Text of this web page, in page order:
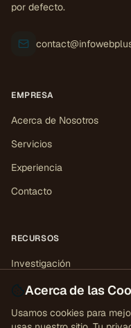
por defecto.
EMPRESA
Acerca de Nosotros
Servicios
Experiencia
Contacto
RECURSOS
Investigación
Casos de estudio
Herramientas
Acerca de las
Usamos cookies para